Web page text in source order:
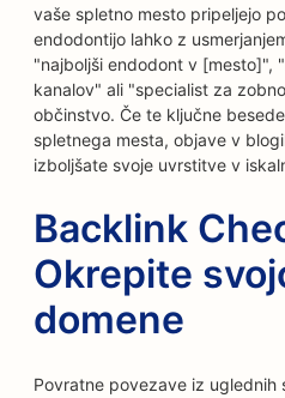
vaše spletno mesto pripeljejo
endodontijo lahko z
"najboljši endodont v [mesto]",
kanalov" ali "specialist za
občinstvo. Če te ključne
spletnega mesta, objave v
izboljšate svoje uvrstitve v
Backlink
Okrepite
domene
Povratne povezave iz uglednih